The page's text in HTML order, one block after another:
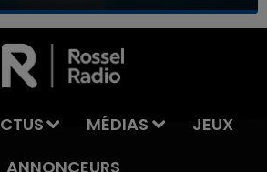
L'ÉTÉ
MÉDIAS
JEUX
ANNONCEURS